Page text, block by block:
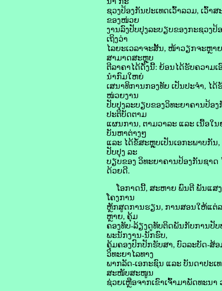
ຊວງປ້ອງກັນປະເທດເວົ້າລວມ, ເວົ້
ຂອງໜ່ວຍ
ງານລົງປັບປຸງລະບຽບຂອງກະຊວງ
ເຖິງວ່າ
ໄລຍະເວລາຈະສັ້ນ, ໜ້າວຽກຈະຫຼ
ສາມາດສະຫຼຸບ
ຕີລາຄາໄດ້ດັ່ງນີ້: ຍ້ອນໄດ້ຮັບຄວາມ
ນຳກົມໃຫຍ່
ເສນາທິການກອງທັບ ເປັນປະຈຳ,
ໜ່ວຍງານ
ປັບປຸງລະບຽບຂອງວິທະຍາຄານປ້ອ
ປະຕິບັດຕາມ
ແຜນການ, ຕາມວາລະ ແລະ ເນື້ອໃ
ບັນຫາຕ່າງໆ
ແລະ ໄດ້ຂໍ້ສະຫຼຸບເປັນເອກະພາບກັ
ປັບປຸງ ລະ
ບຽບຂອງ ວິທະຍາຄານປ້ອງກັນຊາ
ດ້ວຍດີ.
ໂອກາດນີ້, ສະຫາຍ ພົນຕີ ພັນແສງ
ໂຄງການ
ຫຼັກສູດການຮຽນ, ການສອນໃຫ້ແຕ່ລ
ຫຼາຍ, ຄຸ້ມ
ຄອງທັບ-ລ້ຽງດູທັບຕິດພັນກັບການປັ
ພະນັກງານ-ນັກຮົບ,
ຄຸ້ມຄອງປົກປັກຮັບສາ, ບົວລະບັດ-ສ້
ວິທະຍາໄລທາງ
ພາກລັດ-ເອກະຊົນ ແລະ ບັນດາປະ
ສະໜັບສະໜູນ
ຊ່ວຍເຫຼືອຈາກເຂົາເຈົ້າມາພັດທະນ